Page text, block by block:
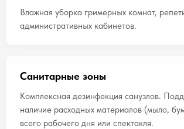
Влажная уборка гримерных комнат,
административных кабинетов.
Санитарные зоны
Комплексная дезинфекция санузлов.
наличие расходных материалов (мыло,
всего рабочего дня или спектакля.